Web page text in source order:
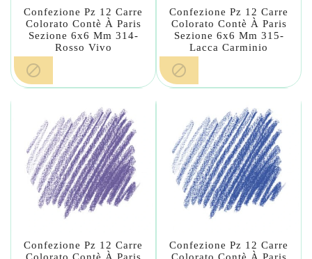
Confezione Pz 12 Carre
Colorato Contè À Paris
Sezione 6x6 Mm 314-
Rosso Vivo

Confezione Pz 12 Carre
Colorato Contè À Paris
Sezione 6x6 Mm 315-
Lacca Carminio

Confezione Pz 12 Carre
Confezione Pz 12 Carre